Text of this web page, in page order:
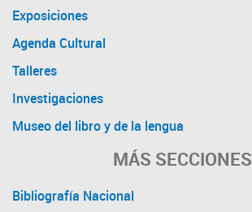
Exposiciones
Agenda Cultural
Talleres
Investigaciones
Museo del libro y de la lengua
MÁS SECCIONES
Bibliografía Nacional